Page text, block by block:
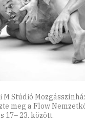
Stúdió
meg a Flow
17– 23. között.